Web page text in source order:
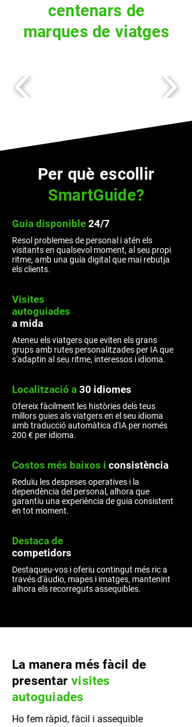
centenars de
marques de viatges
Per què escollir
SmartGuide?
Guia disponible 24/7
Resol problemes de personal i atén els
visitants en qualsevol moment, al seu propi
ritme, amb una guia digital que mai rebutja
els clients.
Visites
autoguiades
a mida
Ateneu els viatgers que eviten els grans
grups amb rutes personalitzades per IA que
s'adaptin al seu ritme, interessos i idioma.
Localització a 30 idiomes
Ofereix fàcilment les històries dels teus
millors guies als viatgers en el seu idioma
amb traducció automàtica d'IA per només
200 € per idioma.
Costos més baixos i consistència
Reduïu les despeses operatives i la
dependència del personal, alhora que
garantiu una experiència de guia consistent
en tot moment.
Destaca de
competidors
Destaqueu-vos i oferiu contingut més ric a
través d'àudio, mapes i imatges, mantenint
alhora els recorreguts assequibles.
La manera més fàcil de
presentar visites
autoguiades
Ho fem ràpid, fàcil i assequible